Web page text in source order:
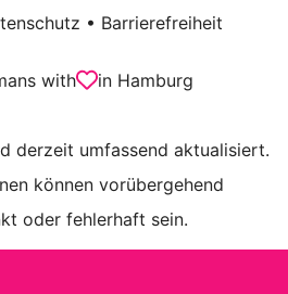
• Barrierefreiheit
with in Hamburg
derzeit umfassend aktualisiert.
können vorübergehend
oder fehlerhaft sein.